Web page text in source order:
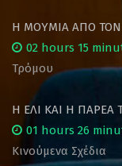
Η ΜΟΥΜΙΑ ΑΠΟ ΤΟΝ
02 hours 15
Τρόμου
Η ΕΛΙ ΚΑΙ Η ΠΑΡΕΑ
01 hours 26
Κινούμενα Σχέδια